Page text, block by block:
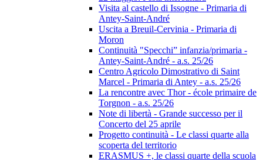
Visita al castello di Issogne - Primaria di
Antey-Saint-André
Uscita a Breuil-Cervinia - Primaria di
Moron
Continuità "Specchi” infanzia/primaria -
Antey-Saint-André - a.s. 25/26
Centro Agricolo Dimostrativo di Saint
Marcel - Primaria di Antey - a.s. 25/26
La rencontre avec Thor - école primaire de
Torgnon - a.s. 25/26
Note di libertà - Grande successo per il
Concerto del 25 aprile
Progetto continuità - Le classi quarte alla
scoperta del territorio
ERASMUS +, le classi quarte della scuola